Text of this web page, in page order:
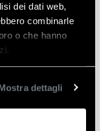
dei dati web,
combinarle
o che hanno
dettagli